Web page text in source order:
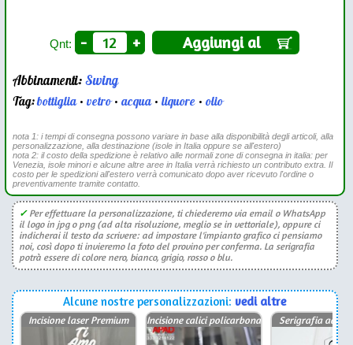
Qnt: - + Aggiungi al
Abbinamenti:Swing
Tag:bottiglia•vetro•acqua•liquore •olio
nota 1: i tempi di consegna possono variare in base alla disponibilità degli articoli, alla
personalizzazione, alla destinazione (isole in Italia oppure se all'estero)
nota 2: il costo della spedizione è relativo alle normali zone di consegna in italia: per
Venezia, isole minori e alcune altre aree in Italia verrà richiesto un contributo extra. Il
costo per le spedizioni all'estero verrà comunicato dopo aver ricevuto l'ordine o
preventivamente tramite contatto.
✓Per effettuare la personalizzazione, ti chiederemo via email o WhatsApp
il logo in jpg o png (ad alta risoluzione, meglio se in vettoriale), oppure ci
indicherai il testo da scrivere: ad impostare l'impianto grafico ci pensiamo
noi, così dopo ti invieremo la foto del provino per conferma. La serigrafia
potrà essere di colore nero, bianco, grigio, rosso o blu.
Alcune nostre personalizzazioni: vedi altre
Incisione laser Premium Incisione calici policarbonato Serigrafia ad un